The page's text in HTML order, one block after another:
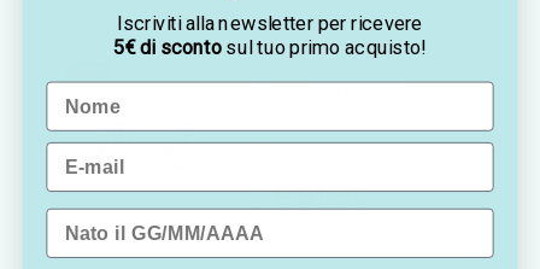
€ 91,30
Iscriviti alla newsletter per ricevere
5€ di scontosul tuo primo acquisto!
Name
Email
Data di nascita